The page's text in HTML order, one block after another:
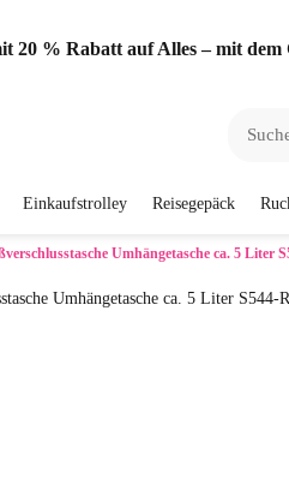
20 % Rabatt auf Alles – mit
Einkaufstrolley Reisegepäck
Umhängetasche ca. 5 Liter